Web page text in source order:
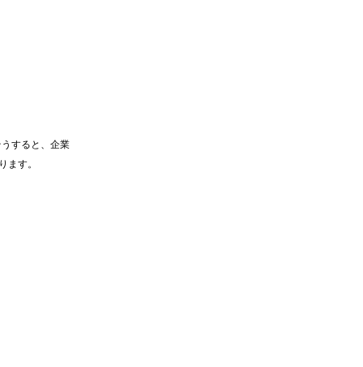
すると、企業
ます。